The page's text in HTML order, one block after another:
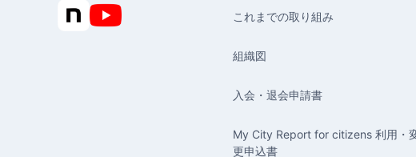
これまでの取り組み
組織図
入会・退会申請書
My City Report for citizens 利用・
更申込書